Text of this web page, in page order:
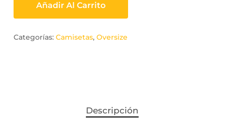
Añadir Al Carrito
Categorías: Camisetas, Oversize
Descripción